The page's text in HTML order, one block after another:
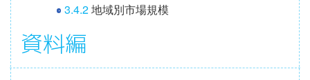
3.4.2地域別市場規模
資料編